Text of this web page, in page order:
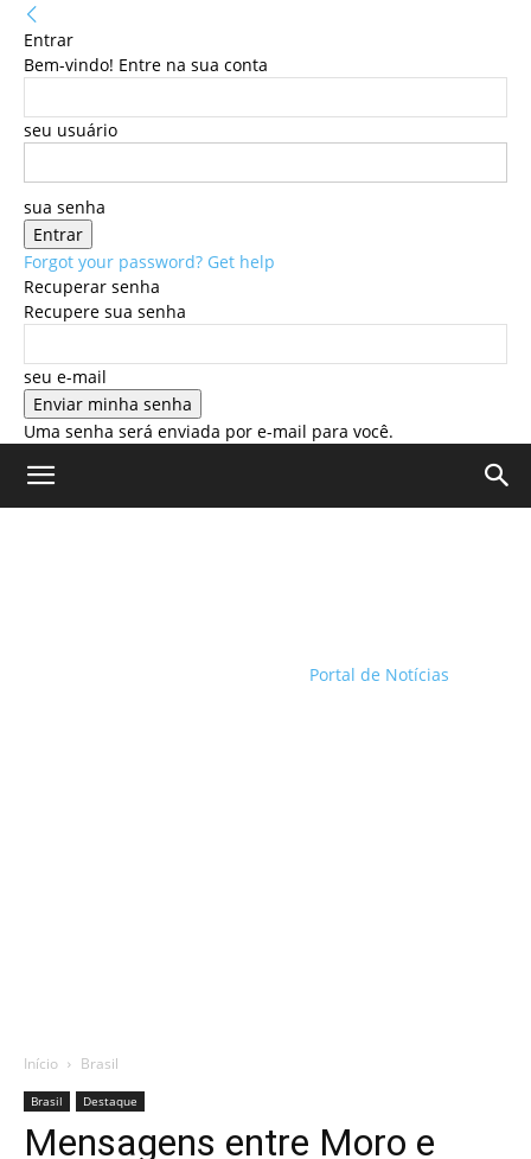
Entrar
Bem-vindo! Entre na sua conta
seu usuário
sua senha
Forgot your password? Get help
Recuperar senha
Recupere sua senha
seu e-mail
Uma senha será enviada por e-mail para você.
Portal de Notícias
Início Brasil
Brasil Destaque
Mensagens entre Moro e